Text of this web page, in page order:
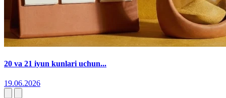
20 va 21 iyun kunlari uchun...
19.06.2026